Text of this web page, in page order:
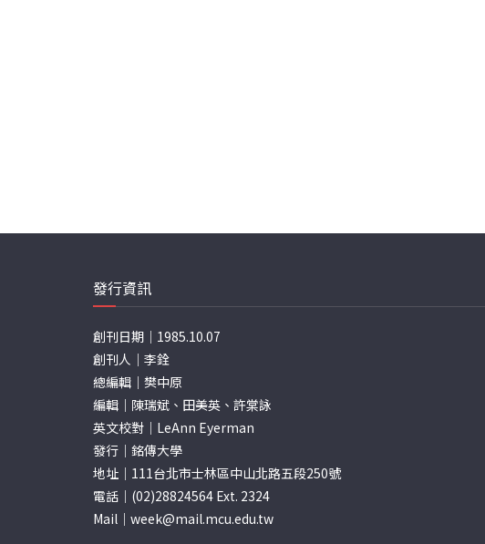
發行資訊
創刊日期｜1985.10.07
創刊人｜李銓
總編輯｜樊中原
編輯｜陳瑞斌、田美英、許棠詠
英文校對｜LeAnn Eyerman
發行｜銘傳大學
地址｜111台北市士林區中山北路五段250號
電話｜(02)28824564 Ext. 2324
Mail｜ week@mail.mcu.edu.tw